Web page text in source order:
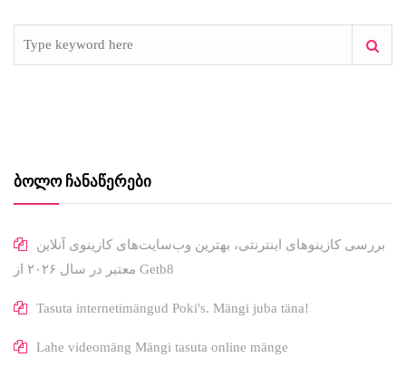
ᲑᲝᲚᲝ ᲩᲐᲜᲐᲬᲔᲠᲔᲑᲘ
بررسی کازینوهای اینترنتی، بهترین وب‌سایت‌های کازینوی آنلاین
معتبر در سال ۲۰۲۶ از Getb8
Tasuta internetimängud Poki's. Mängi juba täna!
Lahe videomäng Mängi tasuta online mänge